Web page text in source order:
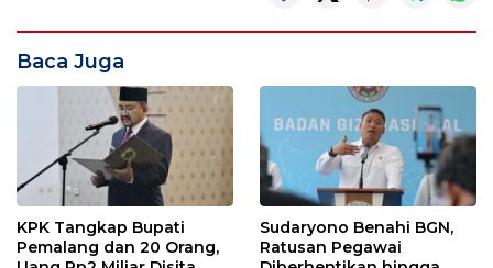
Baca Juga
KPK Tangkap Bupati
Pemalang dan 20 Orang,
Sudaryono Benahi BGN,
Ratusan Pegawai